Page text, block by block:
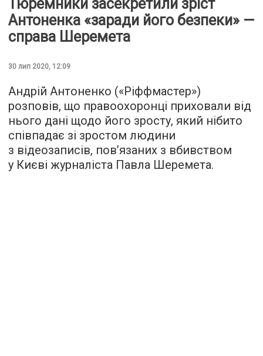
Тюремники засекретили зріст
Антоненка «заради його безпеки» —
справа Шеремета
30 лип 2020, 12:09
Андрій Антоненко («Ріффмастер»)
розповів, що правоохоронці приховали від
нього дані щодо його зросту, який нібито
співпадає зі зростом людини
з відеозаписів, пов’язаних з вбивством
у Києві журналіста Павла Шеремета.